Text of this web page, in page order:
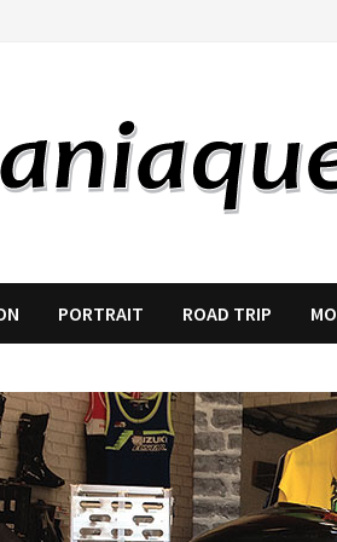
PORTRAIT ROAD TRIP